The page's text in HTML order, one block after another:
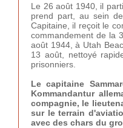
Le 26 août 1940, il
prend part, au sein
Capitaine, il reçoit le
commandement de la
août 1944, à Utah
13 août, nettoyé
prisonniers.
Le capitaine
Kommandantur
compagnie, le
sur le terrain
avec des chars du